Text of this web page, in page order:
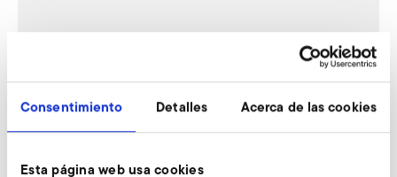
Consentimiento Detalles Acerca de las cookies
Esta página web usa cookies